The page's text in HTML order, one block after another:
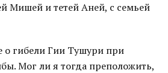
Мишей и тетей Аней, с семьей
гибели Гии Тушури при
Мог ли я тогда преположить,